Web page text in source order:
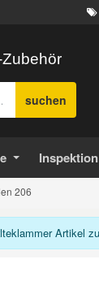
suchen
Inspektion
206
Artikel